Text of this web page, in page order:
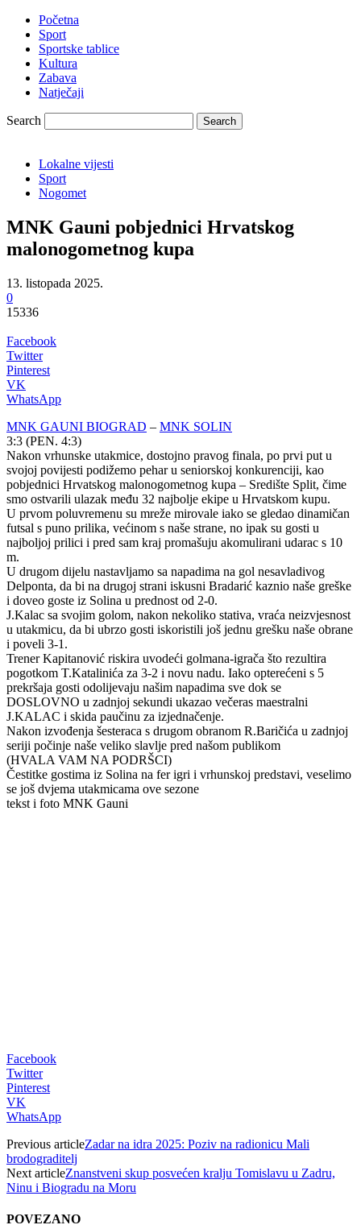
Početna
Sport
Sportske tablice
Kultura
Zabava
Natječaji
Search
Lokalne vijesti
Sport
Nogomet
MNK Gauni pobjednici Hrvatskog
malonogometnog kupa
13. listopada 2025.
0
15336
Facebook
Twitter
Pinterest
VK
WhatsApp
MNK GAUNI BIOGRAD – MNK SOLIN
3:3 (PEN. 4:3)
Nakon vrhunske utakmice, dostojno pravog finala, po prvi put u
svojoj povijesti podižemo pehar u seniorskoj konkurenciji, kao
pobjednici Hrvatskog malonogometnog kupa – Središte Split, čime
smo ostvarili ulazak među 32 najbolje ekipe u Hrvatskom kupu.
U prvom poluvremenu su mreže mirovale iako se gledao dinamičan
futsal s puno prilika, većinom s naše strane, no ipak su gosti u
najboljoj prilici i pred sam kraj promašuju akomulirani udarac s 10
m.
U drugom dijelu nastavljamo sa napadima na gol nesavladivog
Delponta, da bi na drugoj strani iskusni Bradarić kaznio naše greške
i doveo goste iz Solina u prednost od 2-0.
J.Kalac sa svojim golom, nakon nekoliko stativa, vraća neizvjesnost
u utakmicu, da bi ubrzo gosti iskoristili još jednu grešku naše obrane
i poveli 3-1.
Trener Kapitanović riskira uvodeći golmana-igrača što rezultira
pogotkom T.Katalinića za 3-2 i novu nadu. Iako opterećeni s 5
prekršaja gosti odolijevaju našim napadima sve dok se
DOSLOVNO u zadnjoj sekundi ukazao večeras maestralni
J.KALAC i skida paučinu za izjednačenje.
Nakon izvođenja šesteraca s drugom obranom R.Baričića u zadnjoj
seriji počinje naše veliko slavlje pred našom publikom
(HVALA VAM NA PODRŠCI)
Čestitke gostima iz Solina na fer igri i vrhunskoj predstavi, veselimo
se još dvjema utakmicama ove sezone
tekst i foto MNK Gauni
Facebook
Twitter
Pinterest
VK
WhatsApp
Previous articleZadar na idra 2025: Poziv na radionicu Mali
brodograditelj
Next articleZnanstveni skup posvećen kralju Tomislavu u Zadru,
Ninu i Biogradu na Moru
POVEZANO